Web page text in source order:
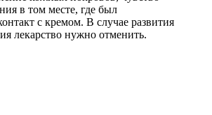
в том месте, где был
с кремом. В случае развития
лекарство нужно отменить.